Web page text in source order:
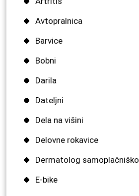
Avtopralnica
Barvice
Bobni
Darila
Dateljni
Dela na višini
Delovne rokavice
Dermatolog samoplačniško
E-bike